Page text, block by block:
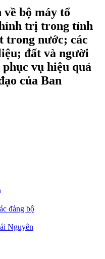
về bộ máy tổ
trị trong tỉnh
trong nước; các
đất và người
vụ hiệu quả
của Ban
đảng bộ
Nguyên